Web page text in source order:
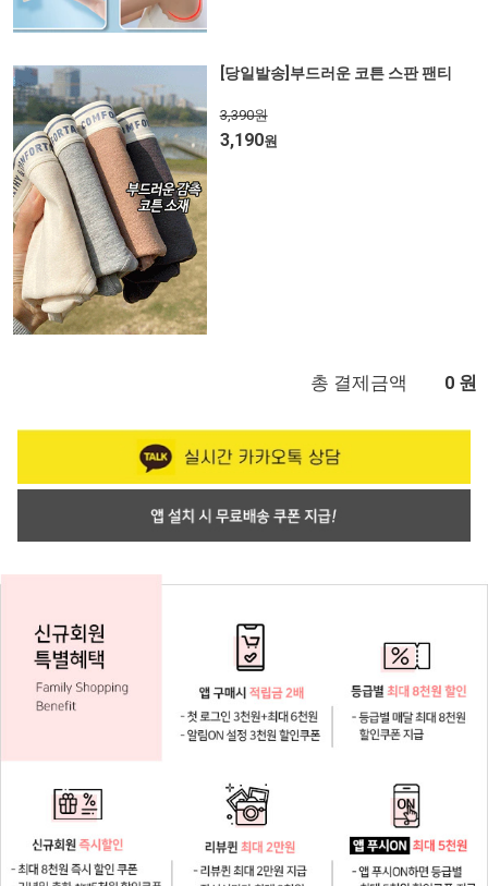
[당일발송]부드러운 코튼 스판 팬티
3,390원
3,190원
총 결제금액 0 원